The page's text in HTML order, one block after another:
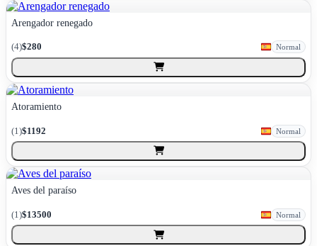
Arengador renegado
(4)$280 Normal
Atoramiento
(1)$1192 Normal
Aves del paraíso
(1)$13500 Normal